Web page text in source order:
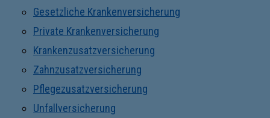
Gesetzliche Krankenversicherung
Private Krankenversicherung
Krankenzusatzversicherung
Zahnzusatzversicherung
Pflegezusatzversicherung
Unfallversicherung